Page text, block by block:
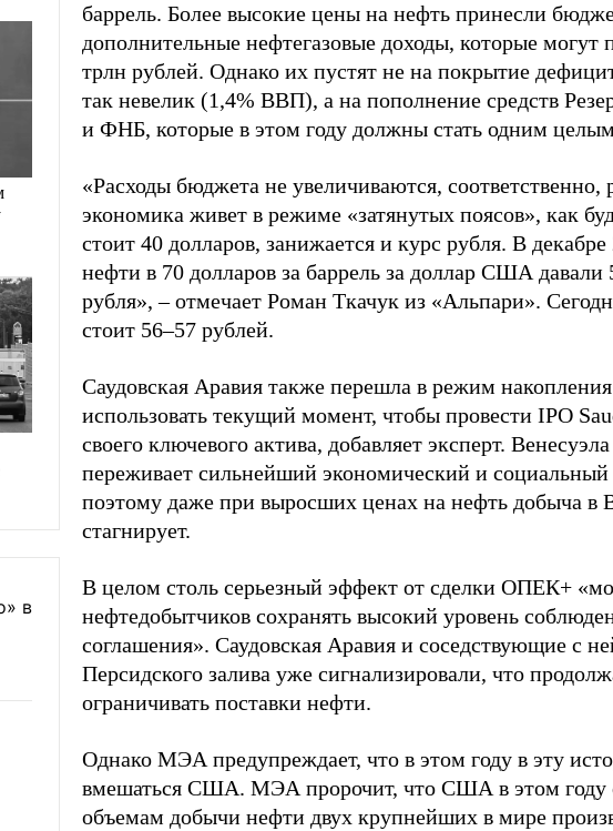
в
баррель. Более высокие цены на нефть принесли
дополнительные нефтегазовые доходы, которые могут
трлн рублей. Однако их пустят не на покрытие
так невелик (1,4% ВВП), а на пополнение средств
и ФНБ, которые в этом году должны стать одним
«Расходы бюджета не увеличиваются, соответственно,
экономика живет в режиме «затянутых поясов», как
стоит 40 долларов, занижается и курс рубля. В
нефти в 70 долларов за баррель за доллар США давали
рубля», – отмечает Роман Ткачук из «Альпари».
стоит 56–57 рублей.
Саудовская Аравия также перешла в режим
использовать текущий момент, чтобы провести IPO
своего ключевого актива, добавляет эксперт.
переживает сильнейший экономический и социальный
поэтому даже при выросших ценах на нефть добыча в
стагнирует.
В целом столь серьезный эффект от сделки ОПЕК+
нефтедобытчиков сохранять высокий уровень
соглашения». Саудовская Аравия и соседствующие с
Персидского залива уже сигнализировали, что
ограничивать поставки нефти.
Однако МЭА предупреждает, что в этом году в эту
вмешаться США. МЭА пророчит, что США в этом году
объемам добычи нефти двух крупнейших в мире